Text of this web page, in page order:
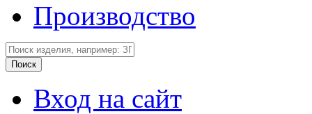
Производство
Вход на сайт